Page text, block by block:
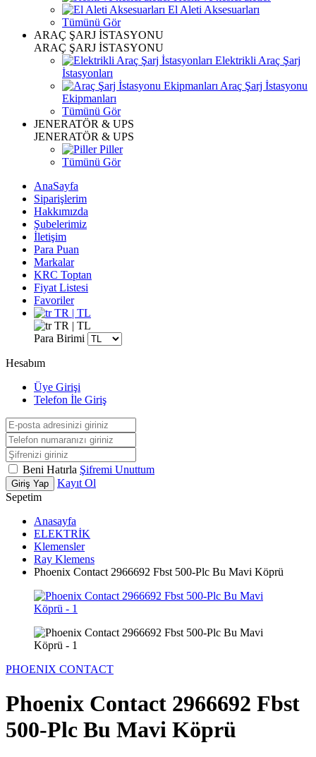
El Aleti Aksesuarları
Tümünü Gör
ARAÇ ŞARJ İSTASYONU
ARAÇ ŞARJ İSTASYONU
Elektrikli Araç Şarj
İstasyonları
Araç Şarj İstasyonu
Ekipmanları
Tümünü Gör
JENERATÖR & UPS
JENERATÖR & UPS
Piller
Tümünü Gör
AnaSayfa
Siparişlerim
Hakkımızda
Şubelerimiz
İletişim
Para Puan
Markalar
KRC Toptan
Fiyat Listesi
Favoriler
TR | TL
TR | TL
Para Birimi
Hesabım
Üye Girişi
Telefon İle Giriş
Beni Hatırla Şifremi Unuttum
Giriş Yap
Kayıt Ol
Sepetim
Anasayfa
ELEKTRİK
Klemensler
Ray Klemens
Phoenix Contact 2966692 Fbst 500-Plc Bu Mavi Köprü
PHOENIX CONTACT
Phoenix Contact 2966692 Fbst
500-Plc Bu Mavi Köprü